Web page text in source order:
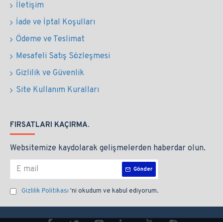
İletişim
İade ve İptal Koşulları
Ödeme ve Teslimat
Mesafeli Satış Sözleşmesi
Gizlilik ve Güvenlik
Site Kullanım Kuralları
FIRSATLARI KAÇIRMA.
Websitemize kaydolarak gelişmelerden haberdar olun.
Gönder
Gizlilik Politikası 'ni okudum ve kabul ediyorum.